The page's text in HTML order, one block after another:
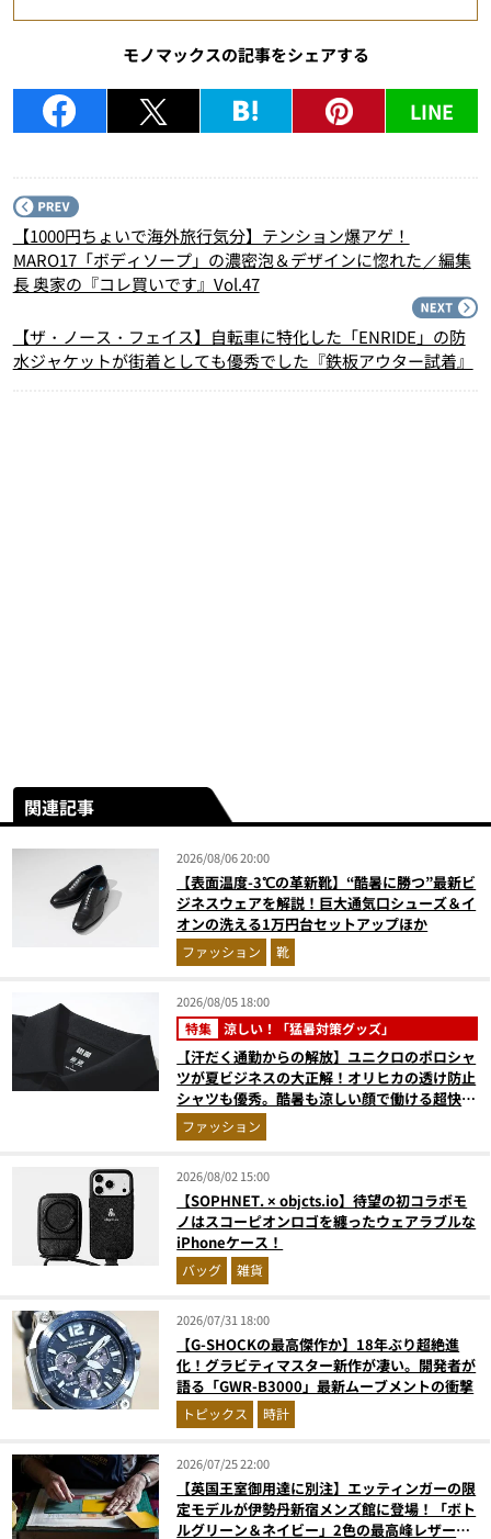
モノマックスの記事をシェアする
LINE
【1000円ちょいで海外旅行気分】テンション爆アゲ！
MARO17「ボディソープ」の濃密泡＆デザインに惚れた／編集
長 奥家の『コレ買いです』Vol.47
【ザ・ノース・フェイス】自転車に特化した「ENRIDE」の防
水ジャケットが街着としても優秀でした『鉄板アウター試着』
関連記事
2026/08/06 20:00
【表面温度-3℃の革新靴】“酷暑に勝つ”最新ビ
ジネスウェアを解説！巨大通気口シューズ＆イ
オンの洗える1万円台セットアップほか
ファッション 靴
2026/08/05 18:00
特集 涼しい！「猛暑対策グッズ」
【汗だく通勤からの解放】ユニクロのポロシャ
ツが夏ビジネスの大正解！オリヒカの透け防止
シャツも優秀。酷暑も涼しい顔で働ける超快適
ウエアの実力
ファッション
2026/08/02 15:00
【SOPHNET. × objcts.io】待望の初コラボモ
ノはスコーピオンロゴを纏ったウェアラブルな
iPhoneケース！
バッグ 雑貨
2026/07/31 18:00
【G-SHOCKの最高傑作か】18年ぶり超絶進
化！グラビティマスター新作が凄い。開発者が
語る「GWR-B3000」最新ムーブメントの衝撃
トピックス 時計
2026/07/25 22:00
【英国王室御用達に別注】エッティンガーの限
定モデルが伊勢丹新宿メンズ館に登場！「ボト
ルグリーン＆ネイビー」2色の最高峰レザーグ